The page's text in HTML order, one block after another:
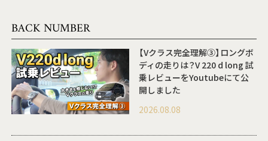
BACK NUMBER
【Vクラス完全理解③】ロングボ
ディの走りは？V 220 d long 試
乗レビューをYoutubeにて公
開しました
2026.08.08